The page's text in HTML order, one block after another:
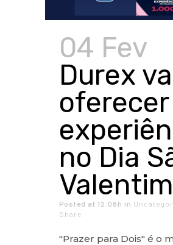
04 Fev
Durex
oferecer
no Dia
Valentim
Posted at 12:08h in
Share
"Prazer para Dois" é o